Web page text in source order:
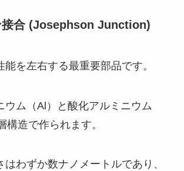
接合 (Josephson Junction)
を左右する最重要部品です。
ウム（Al）と酸化アルミニウム
構造で作られます。
わずか数ナノメートルであり、